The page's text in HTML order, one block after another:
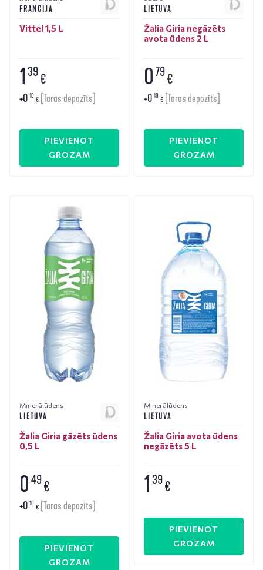
FRANCIJA
Vittel 1,5 L
139€
+0 10 € [Taras depozīts]
PIEVIENOT
GROZAM
LIETUVA
Žalia Giria negāzēts
avota ūdens 2 L
079€
+0 10 € [Taras depozīts]
PIEVIENOT
GROZAM
Minerālūdens
LIETUVA
Žalia Giria gāzēts ūdens
0,5 L
049€
+0 10 € [Taras depozīts]
PIEVIENOT
GROZAM
Minerālūdens
LIETUVA
Žalia Giria avota ūdens
negāzēts 5 L
139€
PIEVIENOT
GROZAM